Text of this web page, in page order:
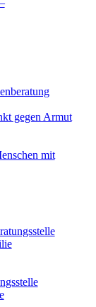
gegen Armut
mit